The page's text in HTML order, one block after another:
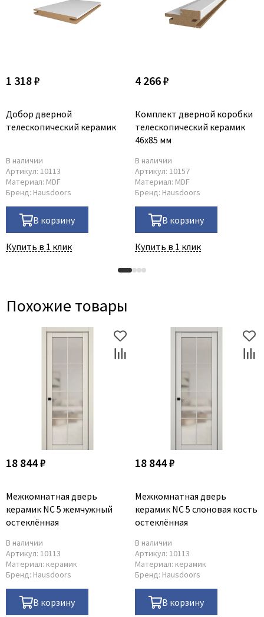
1 318 ₽
Добор дверной
телескопический керамик
В наличии
Артикул: 10113
Материал: MDF
Бренд: Hausdoors
В корзину
Купить в 1 клик
4 266 ₽
Комплект дверной коробки
телескопический керамик
46x85 мм
В наличии
Артикул: 10157
Материал: MDF
Бренд: Hausdoors
В корзину
Купить в 1 клик
Похожие товары
18 844 ₽
Межкомнатная дверь
керамик NC 5 жемчужный
остеклённая
В наличии
Артикул: 10113
Материал: керамик
Бренд: Hausdoors
В корзину
18 844 ₽
Межкомнатная дверь
керамик NC 5 слоновая кость
остеклённая
В наличии
Артикул: 10113
Материал: керамик
Бренд: Hausdoors
В корзину